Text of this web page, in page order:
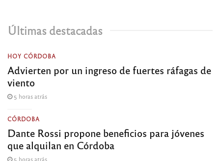
Últimas destacadas
HOY CÓRDOBA
Advierten por un ingreso de fuertes ráfagas de
viento
5 horas atrás
CÓRDOBA
Dante Rossi propone beneficios para jóvenes
que alquilan en Córdoba
5 horas atrás